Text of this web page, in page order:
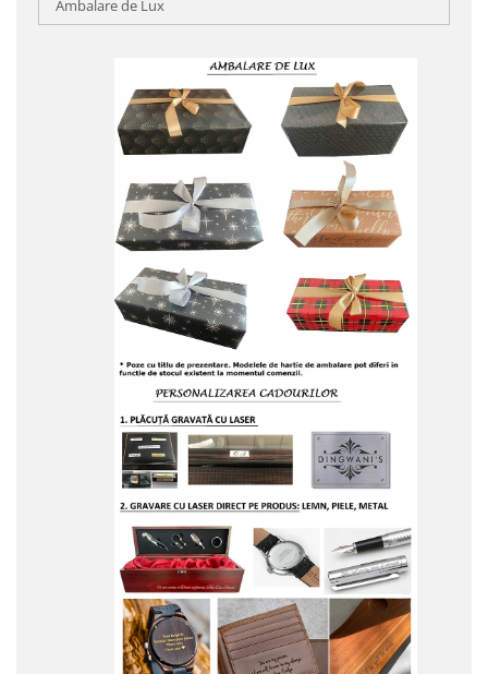
Ambalare de Lux